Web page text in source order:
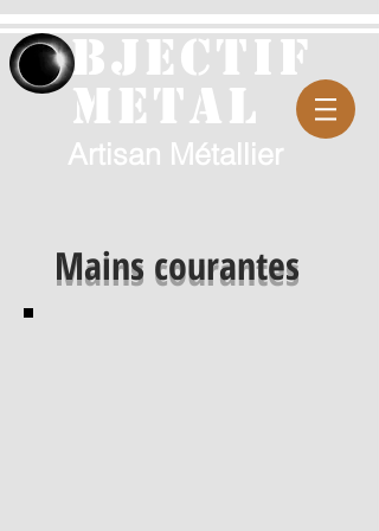
bjectif
metal
Artisan Métallier
Mains courantes